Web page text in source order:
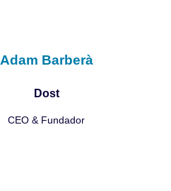
Adam Barberà
Dost
CEO & Fundador